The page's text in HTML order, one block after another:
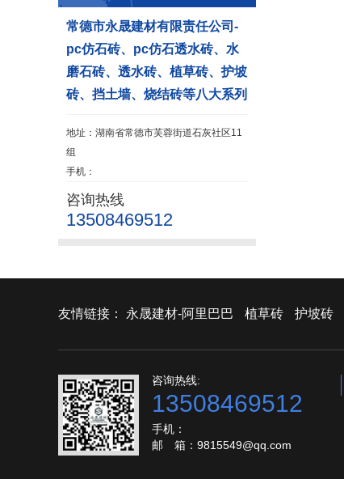
常德市永晟建材有限责任公司-
pc仿石砖、pc仿石透水砖、水
磨石砖、透水砖、植草砖、护坡
砖、挡土墙、烧结砖等八大系列
地址：湖南省常德市芙蓉街道石灰社区11
组
手机：
咨询热线
13508469512
友情链接： 永晟建材-阿里巴巴 植草砖 护坡砖
咨询热线:
13508469512
手机：
邮 箱：9815549@qq.com